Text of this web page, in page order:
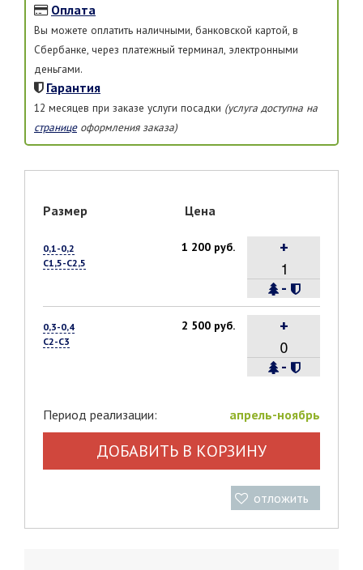
Оплата
Вы можете оплатить наличными, банковской картой, в
Сбербанке, через платежный терминал, электронными
деньгами.
Гарантия
12 месяцев при заказе услуги посадки (услуга доступна на
страницеоформления заказа)
Размер Цена
0,1-0,2
С1,5-С2,5
1 200 руб.
-
+
0,3-0,4
С2-С3
2 500 руб.
-
+
Период реализации: апрель-ноябрь
ДОБАВИТЬ В КОРЗИНУ
отложить